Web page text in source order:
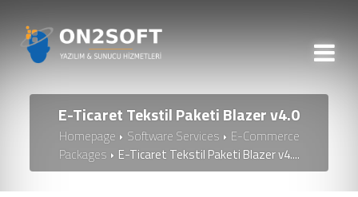
E-Ticaret Tekstil Paketi Blazer v4.0
Homepage Software Services
E-Commerce
Packages
E-Ticaret Tekstil Paketi Blazer v4....